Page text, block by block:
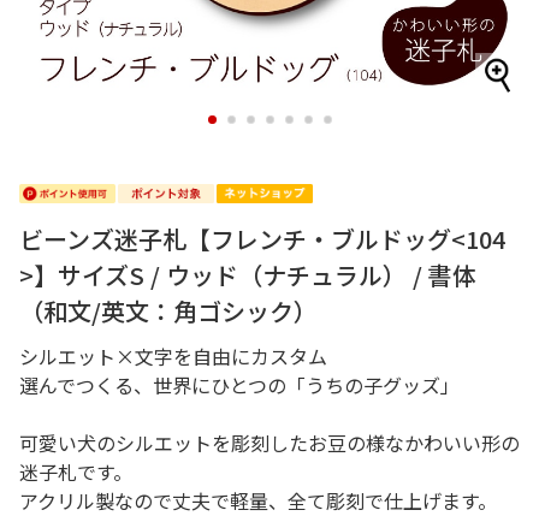
1 2 3 4 5 6 7
ビーンズ迷子札【フレンチ・ブルドッグ<104
>】サイズS / ウッド（ナチュラル） / 書体
（和文/英文：角ゴシック）
シルエット×文字を自由にカスタム
選んでつくる、世界にひとつの「うちの子グッズ」
可愛い犬のシルエットを彫刻したお豆の様なかわいい形の
迷子札です。
アクリル製なので丈夫で軽量、全て彫刻で仕上げます。